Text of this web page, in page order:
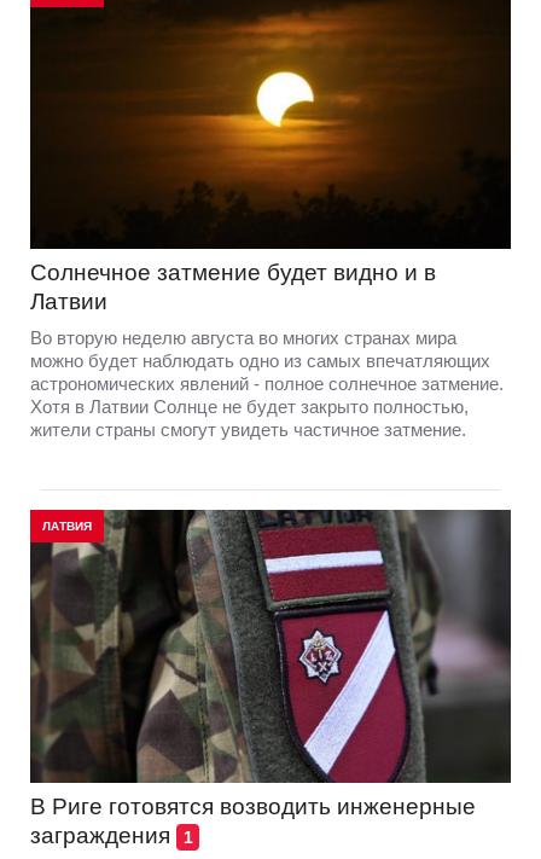
Солнечное затмение будет видно и в
Латвии
Во вторую неделю августа во многих странах мира
можно будет наблюдать одно из самых впечатляющих
астрономических явлений - полное солнечное затмение.
Хотя в Латвии Солнце не будет закрыто полностью,
жители страны смогут увидеть частичное затмение.
ЛАТВИЯ
В Риге готовятся возводить инженерные
заграждения
1